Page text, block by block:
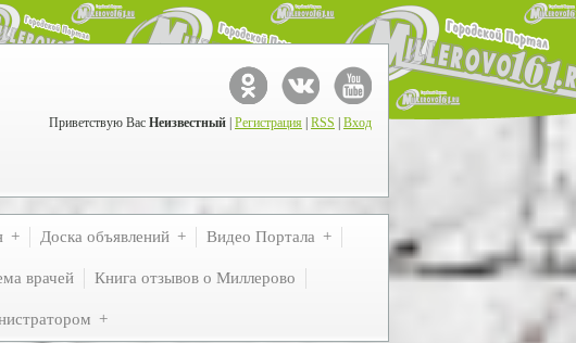
Приветствую Вас Неизвестный Регистрация RSS Вход
Доска объявлений Видео Портала
врачей Книга отзывов о Миллерово